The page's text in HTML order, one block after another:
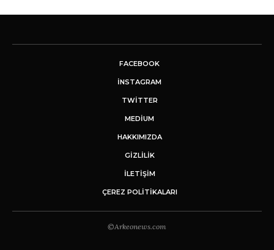
FACEBOOK
INSTAGRAM
TWITTER
MEDIUM
HAKKIMIZDA
GİZLİLİK
İLETIŞIM
ÇEREZ POLITIKALARI
©Arkeonews.com